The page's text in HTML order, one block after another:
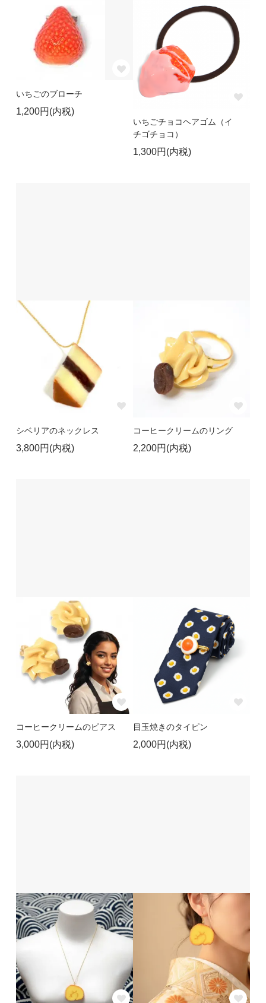
いちごのブローチ
1,200円(内税)
いちごチョコヘアゴム（イ
チゴチョコ）
1,300円(内税)
シベリアのネックレス
3,800円(内税)
コーヒークリームのリング
2,200円(内税)
コーヒークリームのピアス
3,000円(内税)
目玉焼きのタイピン
2,000円(内税)